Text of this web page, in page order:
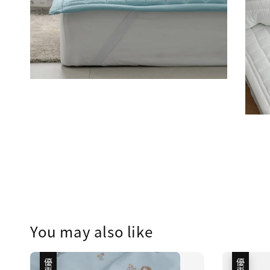
You may also like